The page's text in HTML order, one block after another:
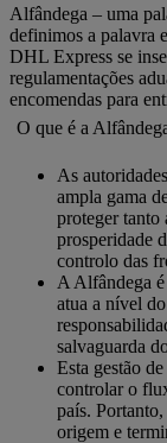
Alfândega – uma
definimos a palavra
DHL Express se
regulamentações
encomendas para
O que é a
As
ampla gama
proteger tanto
prosperidade
controlo das
A Alfândega
atua a nível
salvaguarda
Esta gestão
controlar o
país.
origem e